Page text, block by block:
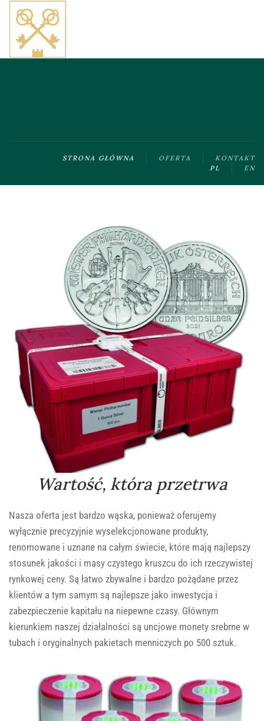
Skip to main content
STRONA GŁÓWNA OFERTA
KONTAKT
PL
EN
Wartość, która przetrwa
Nasza oferta jest bardzo wąska, ponieważ oferujemy
wyłącznie precyzyjnie wyselekcjonowane produkty,
renomowane i uznane na całym świecie, które mają najlepszy
stosunek jakości i masy czystego kruszcu do ich rzeczywistej
rynkowej ceny. Są łatwo zbywalne i bardzo pożądane przez
klientów a tym samym są najlepsze jako inwestycja i
zabezpieczenie kapitału na niepewne czasy. Głównym
kierunkiem naszej działalności są uncjowe monety srebrne w
tubach i oryginalnych pakietach menniczych po 500 sztuk.